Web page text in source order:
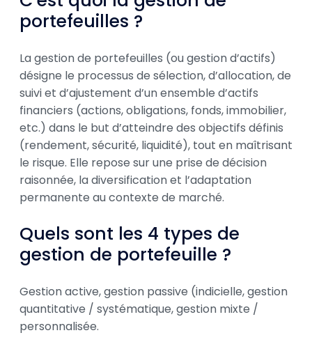
portefeuilles ?
La gestion de portefeuilles (ou gestion d’actifs)
désigne le processus de sélection, d’allocation, de
suivi et d’ajustement d’un ensemble d’actifs
financiers (actions, obligations, fonds, immobilier,
etc.) dans le but d’atteindre des objectifs définis
(rendement, sécurité, liquidité), tout en maîtrisant
le risque. Elle repose sur une prise de décision
raisonnée, la diversification et l’adaptation
permanente au contexte de marché.
Quels sont les 4 types de
gestion de portefeuille ?
Gestion active, gestion passive (indicielle, gestion
quantitative / systématique, gestion mixte /
personnalisée.